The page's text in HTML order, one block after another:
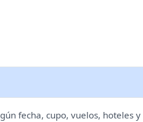
fecha, cupo, vuelos, hoteles